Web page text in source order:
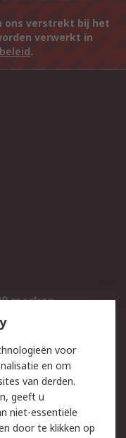
ons verstrekt bij het
verwerkt in
.
merken
veiligheid
voor
en om
van derden.
geeft u
niet-essentiële
door te klikken op